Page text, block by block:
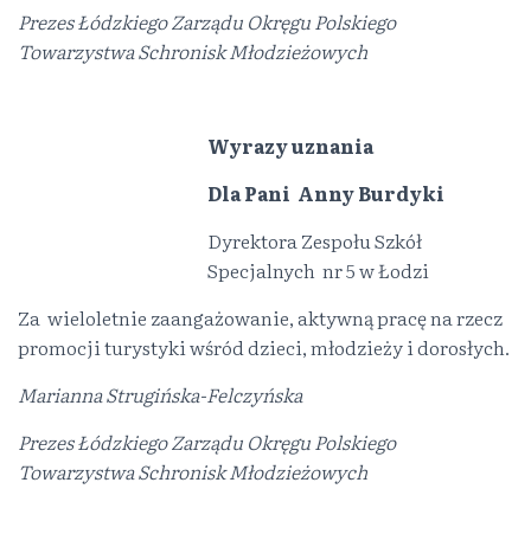
Prezes Łódzkiego Zarządu Okręgu Polskiego
Towarzystwa Schronisk Młodzieżowych
Wyrazy uznania
Dla Pani Anny Burdyki
Dyrektora Zespołu Szkół
Specjalnych nr 5 w Łodzi
Za wieloletnie zaangażowanie, aktywną pracę na rzecz
promocji turystyki wśród dzieci, młodzieży i dorosłych.
Marianna Strugińska-Felczyńska
Prezes Łódzkiego Zarządu Okręgu Polskiego
Towarzystwa Schronisk Młodzieżowych